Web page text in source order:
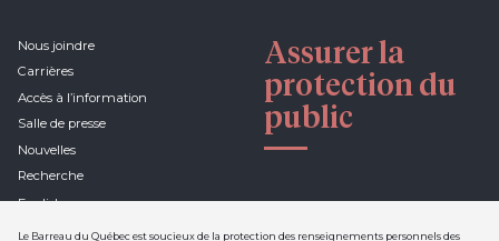
Le Barreau du Québec est soucieux de la protection des renseignements personnels des
Nous joindre
Carrières
Accès à l’information
Salle de presse
Nouvelles
Recherche
English
Assurer la
protection du
public